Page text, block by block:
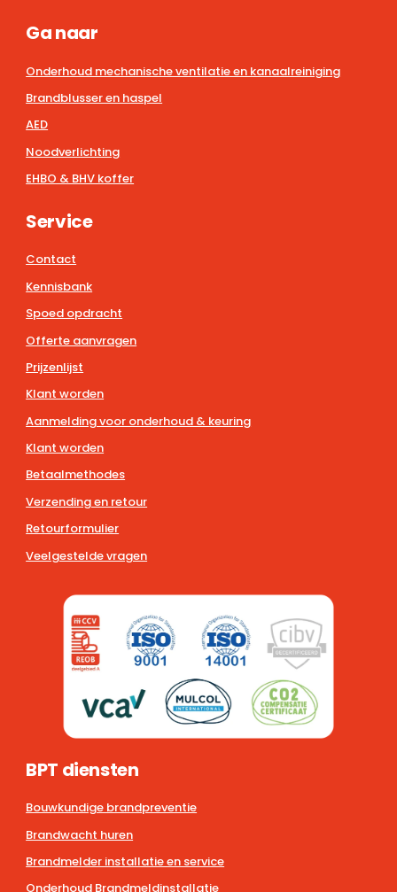
Ga naar
Onderhoud mechanische ventilatie en kanaalreiniging
Brandblusser en haspel
AED
Noodverlichting
EHBO & BHV koffer
Service
Contact
Kennisbank
Spoed opdracht
Offerte aanvragen
Prijzenlijst
Klant worden
Aanmelding voor onderhoud & keuring
Klant worden
Betaalmethodes
Verzending en retour
Retourformulier
Veelgestelde vragen
BPT diensten
Bouwkundige brandpreventie
Brandwacht huren
Brandmelder installatie en service
Onderhoud Brandmeldinstallatie